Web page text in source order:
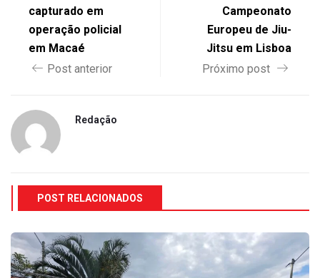
capturado em
operação policial
em Macaé
Post anterior
Campeonato
Europeu de Jiu-
Jitsu em Lisboa
Próximo post
Redação
POST RELACIONADOS